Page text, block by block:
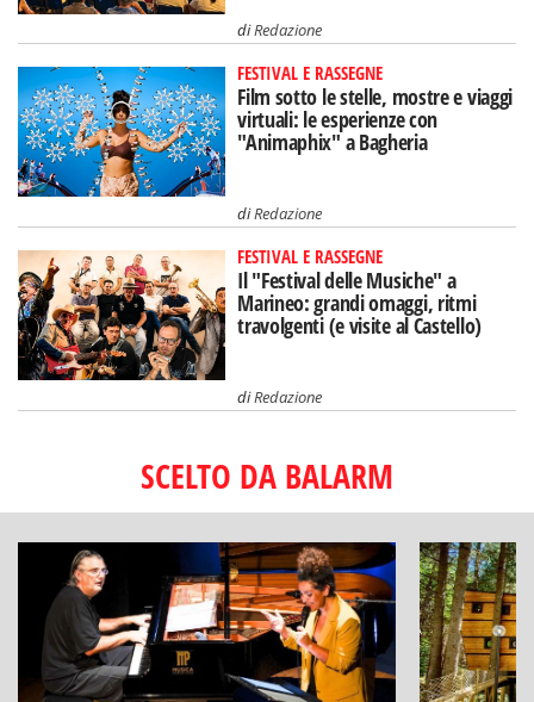
diRedazione
FESTIVAL E RASSEGNE
Film sotto le stelle, mostre e viaggi
virtuali: le esperienze con
"Animaphix" a Bagheria
diRedazione
FESTIVAL E RASSEGNE
Il "Festival delle Musiche" a
Marineo: grandi omaggi, ritmi
travolgenti (e visite al Castello)
diRedazione
SCELTO DA BALARM